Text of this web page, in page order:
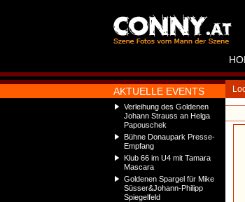
AKTUELLE EVENTS
Verleihung des Goldenen
Johann Strauss an Helga
Papouschek
Bühne Donaupark Presse-
Empfang
Klub 66 im U4 mit Tamara
Mascara
Goldenen Spargel für Mike
Süsser&Johann-Philipp
Spiegelfeld